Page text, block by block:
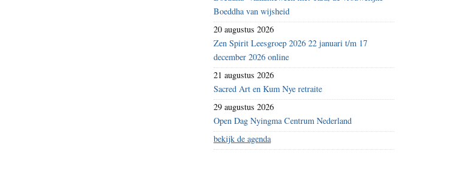
Boeddha van wijsheid
20 augustus 2026
Zen Spirit Leesgroep 2026 22 januari t/m 17
december 2026 online
21 augustus 2026
Sacred Art en Kum Nye retraite
29 augustus 2026
Open Dag Nyingma Centrum Nederland
bekijk de agenda